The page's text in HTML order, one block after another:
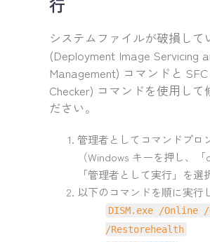
行
システムファイルが破損して
(Deployment Image Servicing
Management) コマンドと
Checker) コマンドを使用して
ださい。
管理者としてコマンドプロ
（Windows キーを押し、「
「管理者として実行」を選
以下のコマンドを順に実行
DISM.exe /Online /
/Restorehealth